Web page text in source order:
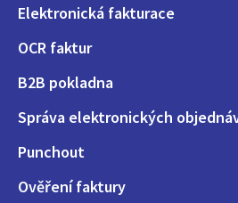
Elektronická fakturace
OCR faktur
B2B pokladna
Správa elektronických
Punchout
Ověření faktury